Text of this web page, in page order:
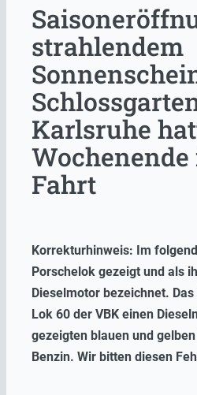
strahlendem
Karlsruhe
Fahrt
Korrekturhinweis: Im
Porschelok gezeigt und als
Dieselmotor bezeichnet.
Lok 60 der VBK einen
gezeigten blauen und
Benzin. Wir bitten diesen